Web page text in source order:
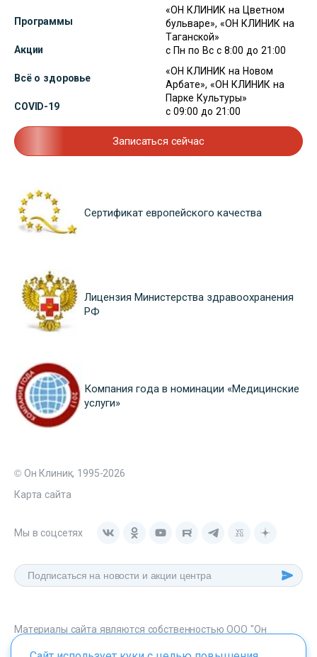
Программы
Акции
Всё о здоровье
COVID-19
«ОН КЛИНИК на Цветном
бульваре», «ОН КЛИНИК на
Таганской»
с Пн по Вс с 8:00 до 21:00
«ОН КЛИНИК на Новом
Арбате», «ОН КЛИНИК на
Парке Культуры»
с 09:00 до 21:00
Записаться сейчас
Сертификат европейского качества
Лицензия Министерства здравоохранения
РФ
Компания года в номинации «Медицинские
услуги»
© Он Клиник, 1995-2026
Карта сайта
Мы в соцсетях
Материалы сайта являются собственностью ООО "Он